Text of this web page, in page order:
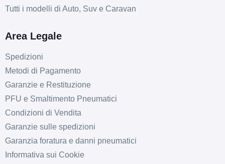
Tutti i modelli di Auto, Suv e Caravan
Area Legale
Spedizioni
Metodi di Pagamento
Garanzie e Restituzione
PFU e Smaltimento Pneumatici
Condizioni di Vendita
Garanzie sulle spedizioni
Garanzia foratura e danni pneumatici
Informativa sui Cookie